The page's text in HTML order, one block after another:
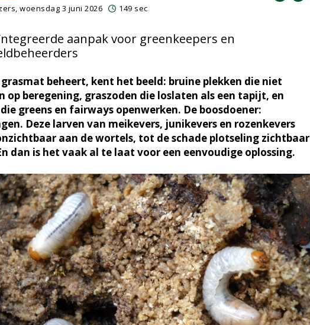
woensdag 3 juni 2026 149 sec
aanpak voor greenkeepers en
grasmat beheert, kent het beeld: bruine plekken die niet
op beregening, graszoden die loslaten als een tapijt, en
greens en fairways openwerken. De boosdoener:
Deze larven van meikevers, junikevers en rozenkevers
aan de wortels, tot de schade plotseling zichtbaar
dan is het vaak al te laat voor een eenvoudige oplossing.